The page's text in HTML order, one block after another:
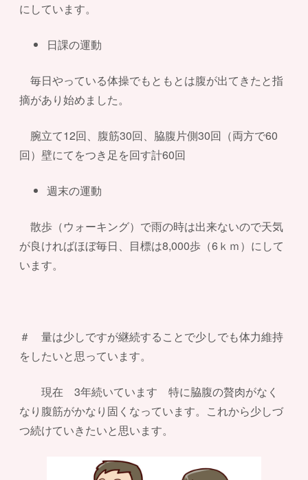
にしています。
日課の運動
毎日やっている体操でもともとは腹が出てきたと指
摘があり始めました。
腕立て12回、腹筋30回、脇腹片側30回（両方で60
回）壁にてをつき足を回す計60回
週末の運動
散歩（ウォーキング）で雨の時は出来ないので天気
が良ければほぼ毎日、目標は8,000歩（6ｋｍ）にして
います。
＃ 量は少しですが継続することで少しでも体力維持
をしたいと思っています。
現在 3年続いています 特に脇腹の贅肉がなく
なり腹筋がかなり固くなっています。これから少しづ
つ続けていきたいと思います。